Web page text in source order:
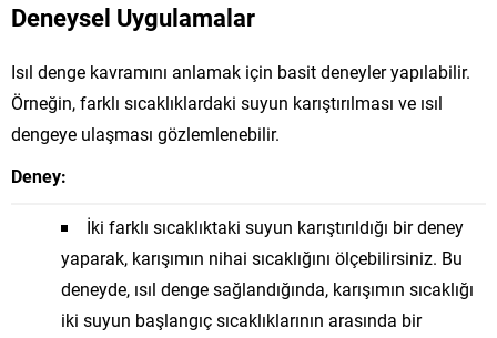
Deneysel Uygulamalar
Isıl denge kavramını anlamak için basit deneyler yapılabilir.
Örneğin, farklı sıcaklıklardaki suyun karıştırılması ve ısıl
dengeye ulaşması gözlemlenebilir.
Deney:
İki farklı sıcaklıktaki suyun karıştırıldığı bir deney
yaparak, karışımın nihai sıcaklığını ölçebilirsiniz. Bu
deneyde, ısıl denge sağlandığında, karışımın sıcaklığı
iki suyun başlangıç sıcaklıklarının arasında bir